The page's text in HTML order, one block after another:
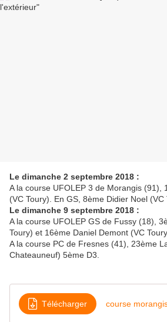
Le dimanche 2 septembre 2018 :
A la course UFOLEP 3 de Morangis (91),
(VC Toury). En GS, 8ème Didier Noel (VC
Le dimanche 9 septembre 2018 :
A la course UFOLEP GS de Fussy (18),
Toury) et 16ème Daniel Demont (VC
A la course PC de Fresnes (41), 23ème
Chateauneuf) 5ème D3.
Télécharger course